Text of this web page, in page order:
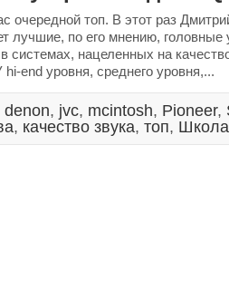
очередной топ. В этот раз
лучшие, по его мнению, головные
системах, нацеленных на
hi-end уровня, среднего уровня,...
denon, jvc, mcintosh, Pioneer,
, качество звука, топ, Школа